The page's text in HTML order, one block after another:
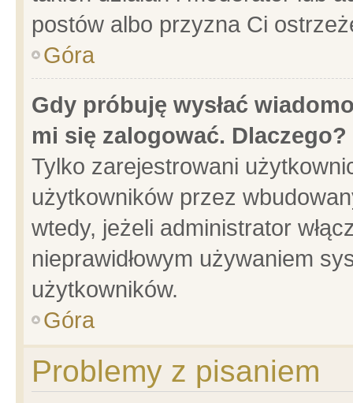
postów albo przyzna Ci
Góra
Gdy próbuję wysłać
mi się zalogować. Dlaczego?
Tylko zarejestrowani
użytkowników przez
wtedy, jeżeli administrator
nieprawidłowym używaniem
użytkowników.
Góra
Problemy z pisaniem